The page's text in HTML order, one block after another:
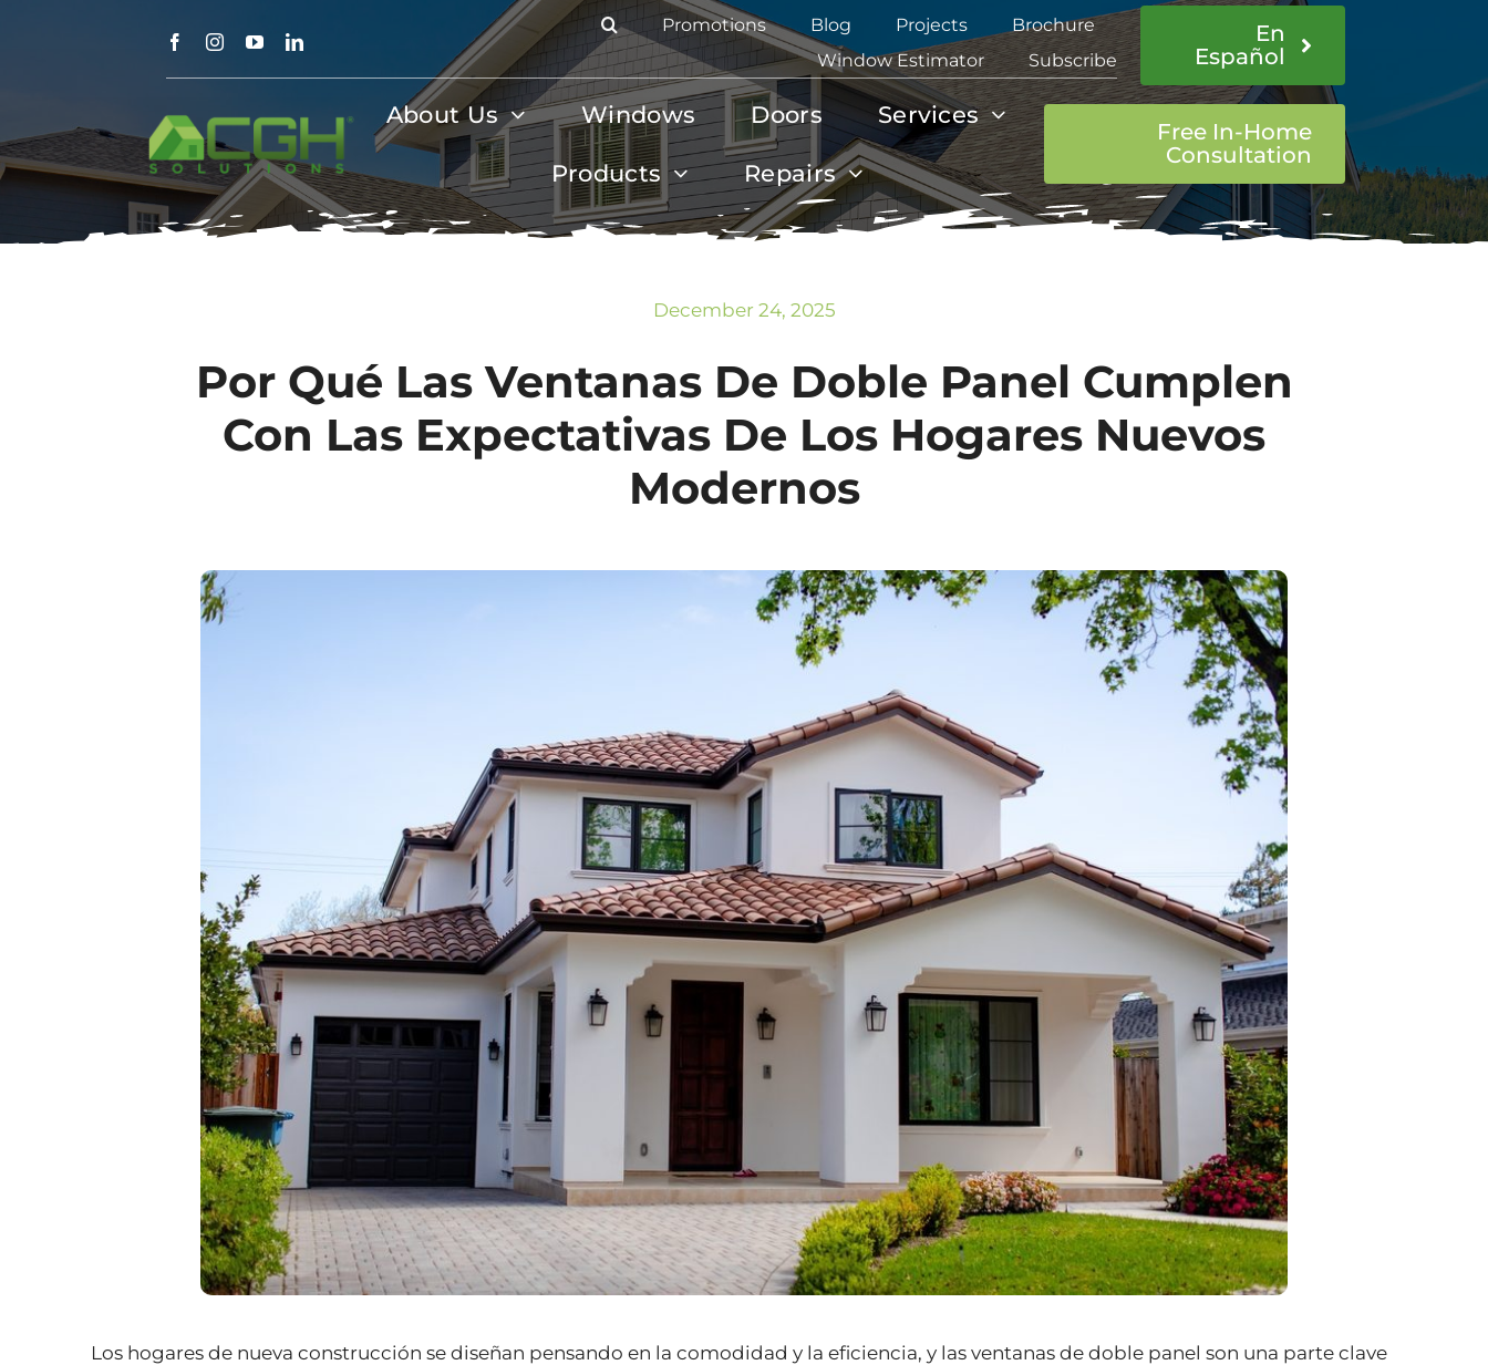
Promotions Blog Projects
Brochure
Window Estimator
Subscribe
En
Español
About Us Windows Doors Services
Products Repairs
Free In-Home
Consultation
December 24, 2025
Por Qué Las Ventanas De Doble Panel Cumplen
Con Las Expectativas De Los Hogares Nuevos
Modernos
Los hogares de nueva construcción se diseñan pensando en la comodidad y la eficiencia, y las ventanas de doble panel son una parte clave